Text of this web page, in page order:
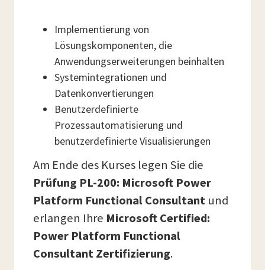
Implementierung von
Lösungskomponenten, die
Anwendungserweiterungen beinhalten
Systemintegrationen und
Datenkonvertierungen
Benutzerdefinierte
Prozessautomatisierung und
benutzerdefinierte Visualisierungen
Am Ende des Kurses legen Sie die
Prüfung PL-200: Microsoft Power
Platform Functional Consultant und
erlangen Ihre Microsoft Certified:
Power Platform Functional
Consultant Zertifizierung.